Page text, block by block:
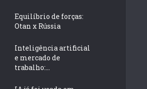
Equilíbrio de forças:
Otan x Rússia
Inteligência artificial
e mercado de
trabalho:...